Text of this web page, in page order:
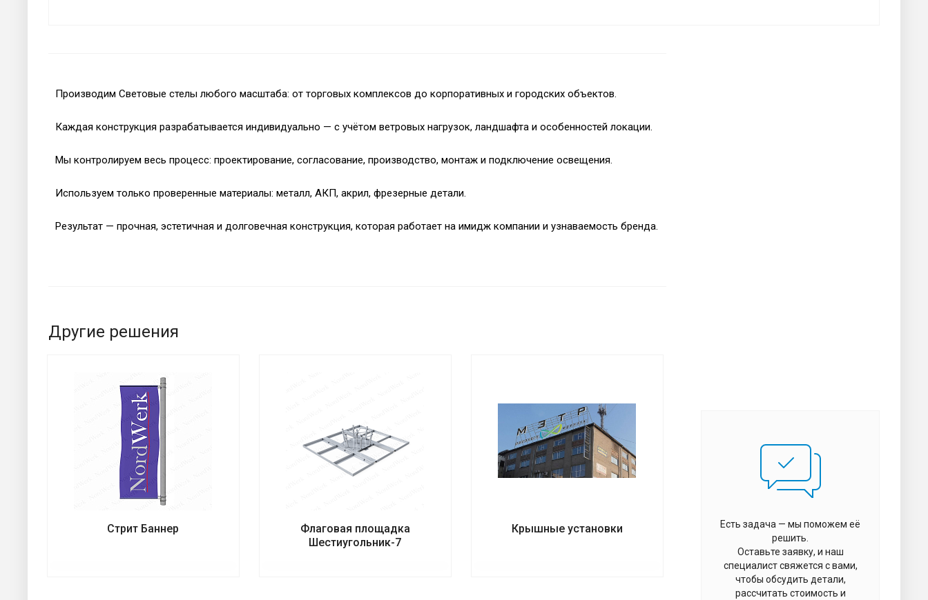
Производим Световые стелы любого масштаба: от торговых комплексов до корпоративных и городских объектов.
Каждая конструкция разрабатывается индивидуально — с учётом ветровых нагрузок, ландшафта и особенностей локации.
Мы контролируем весь процесс: проектирование, согласование, производство, монтаж и подключение освещения.
Используем только проверенные материалы: металл, АКП, акрил, фрезерные детали.
Результат — прочная, эстетичная и долговечная конструкция, которая работает на имидж компании и узнаваемость бренда.
Другие решения
Стрит Баннер
Флаговая площадка
Шестиугольник-7
Крышные установки
Есть задача — мы поможем её
решить.
Оставьте заявку, и наш
специалист свяжется с вами,
чтобы обсудить детали,
рассчитать стоимость и